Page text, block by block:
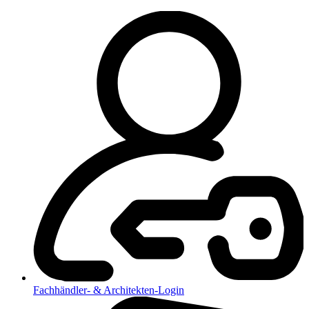
Fachhändler- & Architekten-Login